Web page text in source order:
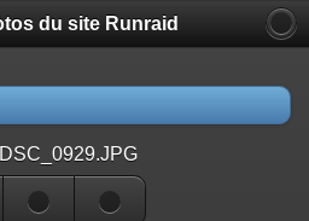
du site Runraid